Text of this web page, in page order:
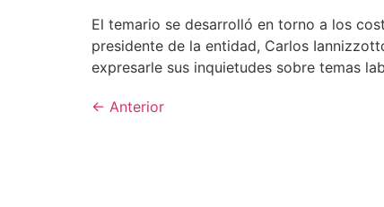
El temario se desarrolló en torno a los
presidente de la entidad, Carlos
expresarle sus inquietudes sobre temas
← Anterior